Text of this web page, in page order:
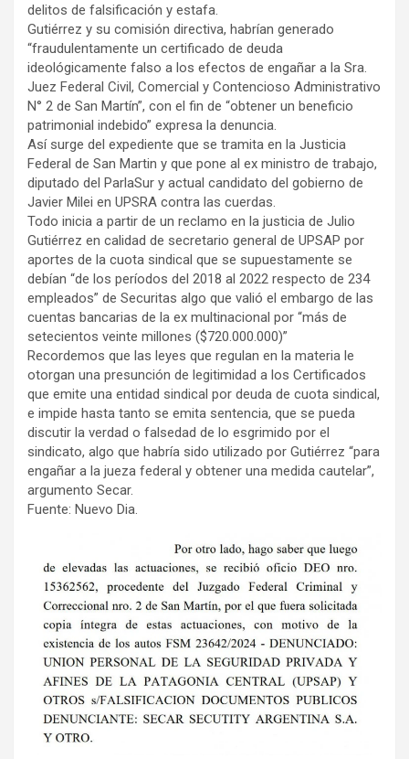
delitos de falsificación y estafa.
Gutiérrez y su comisión directiva, habrían generado
“fraudulentamente un certificado de deuda
ideológicamente falso a los efectos de engañar a la Sra.
Juez Federal Civil, Comercial y Contencioso Administrativo
N° 2 de San Martín”, con el fin de “obtener un beneficio
patrimonial indebido” expresa la denuncia.
Así surge del expediente que se tramita en la Justicia
Federal de San Martin y que pone al ex ministro de trabajo,
diputado del ParlaSur y actual candidato del gobierno de
Javier Milei en UPSRA contra las cuerdas.
Todo inicia a partir de un reclamo en la justicia de Julio
Gutiérrez en calidad de secretario general de UPSAP por
aportes de la cuota sindical que se supuestamente se
debían “de los períodos del 2018 al 2022 respecto de 234
empleados” de Securitas algo que valió el embargo de las
cuentas bancarias de la ex multinacional por “más de
setecientos veinte millones ($720.000.000)”
Recordemos que las leyes que regulan en la materia le
otorgan una presunción de legitimidad a los Certificados
que emite una entidad sindical por deuda de cuota sindical,
e impide hasta tanto se emita sentencia, que se pueda
discutir la verdad o falsedad de lo esgrimido por el
sindicato, algo que habría sido utilizado por Gutiérrez “para
engañar a la jueza federal y obtener una medida cautelar”,
argumento Secar.
Fuente: Nuevo Dia.